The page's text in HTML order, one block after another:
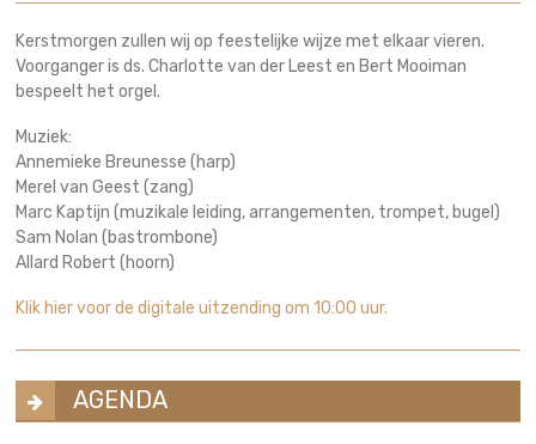
Kerstmorgen zullen wij op feestelijke wijze met elkaar vieren.
Voorganger is ds. Charlotte van der Leest en Bert Mooiman
bespeelt het orgel.
Muziek:
Annemieke Breunesse (harp)
Merel van Geest (zang)
Marc Kaptijn (muzikale leiding, arrangementen, trompet, bugel)
Sam Nolan (bastrombone)
Allard Robert (hoorn)
Klik hier voor de digitale uitzending om 10:00 uur.
AGENDA